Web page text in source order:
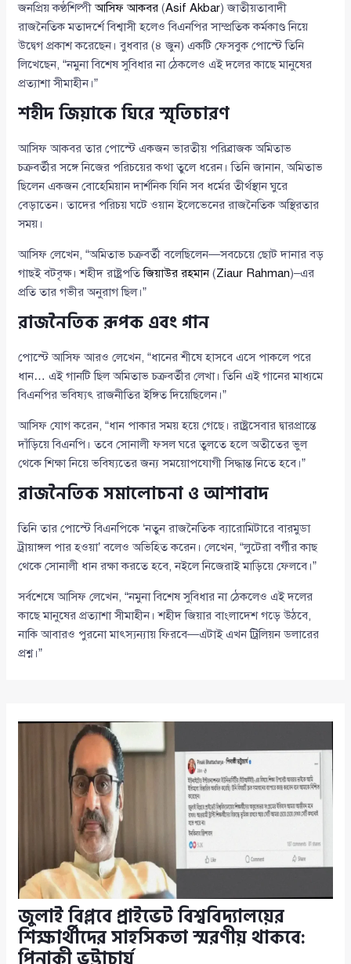
জনপ্রিয় কণ্ঠশিল্পীআসিফ আকবর (Asif Akbar) জাতীয়তাবাদী
রাজনৈতিক মতাদর্শে বিশ্বাসী হলেও বিএনপির সাম্প্রতিক কর্মকাণ্ড নিয়ে
উদ্বেগ প্রকাশ করেছেন। বুধবার (৪ জুন) একটি ফেসবুক পোস্টে তিনি
লিখেছেন, “নমুনা বিশেষ সুবিধার না ঠেকলেও এই দলের কাছে মানুষের
প্রত্যাশা সীমাহীন।”
শহীদ জিয়াকে ঘিরে স্মৃতিচারণ
আসিফ আকবর তার পোস্টে একজন ভারতীয় পরিব্রাজক অমিতাভ
চক্রবর্তীর সঙ্গে নিজের পরিচয়ের কথা তুলে ধরেন। তিনি জানান, অমিতাভ
ছিলেন একজন বোহেমিয়ান দার্শনিক যিনি সব ধর্মের তীর্থস্থান ঘুরে
বেড়াতেন। তাদের পরিচয় ঘটে ওয়ান ইলেভেনের রাজনৈতিক অস্থিরতার
সময়।
আসিফ লেখেন, “অমিতাভ চক্রবর্তী বলেছিলেন—সবচেয়ে ছোট দানার বড়
গাছই বটবৃক্ষ। শহীদ রাষ্ট্রপতিজিয়াউর রহমান(Ziaur Rahman)–এর
প্রতি তার গভীর অনুরাগ ছিল।”
রাজনৈতিক রূপক এবং গান
পোস্টে আসিফ আরও লেখেন, “ধানের শীষে হাসবে এসে পাকলে পরে
ধান… এই গানটি ছিল অমিতাভ চক্রবর্তীর লেখা। তিনি এই গানের মাধ্যমে
বিএনপির ভবিষ্যৎ রাজনীতির ইঙ্গিত দিয়েছিলেন।”
আসিফ যোগ করেন, “ধান পাকার সময় হয়ে গেছে। রাষ্ট্রসেবার দ্বারপ্রান্তে
দাঁড়িয়ে বিএনপি। তবে সোনালী ফসল ঘরে তুলতে হলে অতীতের ভুল
থেকে শিক্ষা নিয়ে ভবিষ্যতের জন্য সময়োপযোগী সিদ্ধান্ত নিতে হবে।”
রাজনৈতিক সমালোচনা ও আশাবাদ
তিনি তার পোস্টে বিএনপিকে ‘নতুন রাজনৈতিক ব্যারোমিটারে বারমুডা
ট্রায়াঙ্গল পার হওয়া’ বলেও অভিহিত করেন। লেখেন, “লুটেরা বর্গীর কাছ
থেকে সোনালী ধান রক্ষা করতে হবে, নইলে নিজেরাই মাড়িয়ে ফেলবে।”
সর্বশেষে আসিফ লেখেন, “নমুনা বিশেষ সুবিধার না ঠেকলেও এই দলের
কাছে মানুষের প্রত্যাশা সীমাহীন। শহীদ জিয়ার বাংলাদেশ গড়ে উঠবে,
নাকি আবারও পুরনো মাৎস্যন্যায় ফিরবে—এটাই এখন ট্রিলিয়ন ডলারের
প্রশ্ন।”
জুলাই বিপ্লবে প্রাইভেট বিশ্ববিদ্যালয়ের
শিক্ষার্থীদের সাহসিকতা স্মরণীয় থাকবে: